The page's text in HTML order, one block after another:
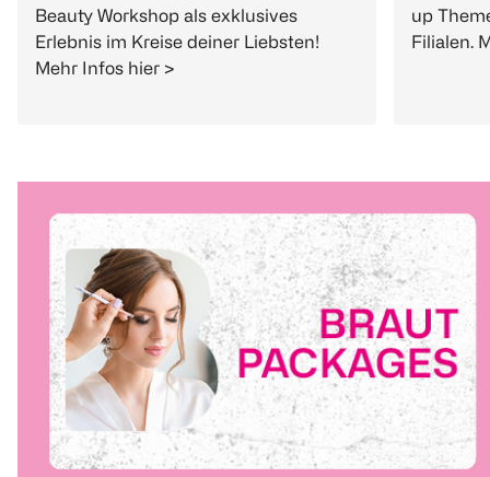
Beauty Workshop als exklusives
Erlebnis im Kreise deiner Liebsten!
Mehr Infos hier >
up
Filialen.